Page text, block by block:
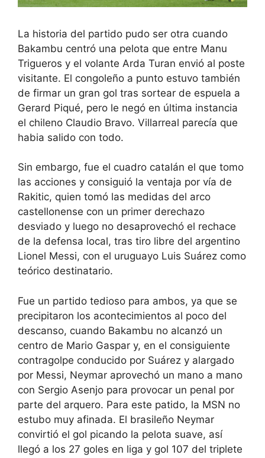
La historia del partido pudo ser otra cuando
Bakambu centró una pelota que entre Manu
Trigueros y el volante Arda Turan envió al poste
visitante. El congoleño a punto estuvo también
de firmar un gran gol tras sortear de espuela a
Gerard Piqué, pero le negó en última instancia
el chileno Claudio Bravo. Villarreal parecía que
habia salido con todo.
Sin embargo, fue el cuadro catalán el que tomo
las acciones y consiguió la ventaja por vía de
Rakitic, quien tomó las medidas del arco
castellonense con un primer derechazo
desviado y luego no desaprovechó el rechace
de la defensa local, tras tiro libre del argentino
Lionel Messi, con el uruguayo Luis Suárez como
teórico destinatario.
Fue un partido tedioso para ambos, ya que se
precipitaron los acontecimientos al poco del
descanso, cuando Bakambu no alcanzó un
centro de Mario Gaspar y, en el consiguiente
contragolpe conducido por Suárez y alargado
por Messi, Neymar aprovechó un mano a mano
con Sergio Asenjo para provocar un penal por
parte del arquero. Para este patido, la MSN no
estubo muy afinada. El brasileño Neymar
convirtió el gol picando la pelota suave, así
llegó a los 27 goles en liga y gol 107 del triplete